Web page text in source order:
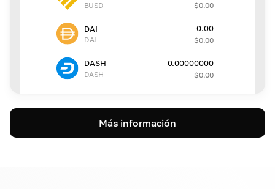
BUSD $0.00
DAI
DAI
0.00
$0.00
DASH
DASH
0.00000000
$0.00
Más información